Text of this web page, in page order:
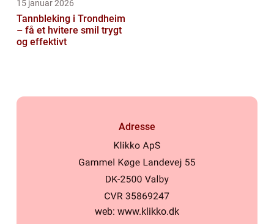
15 januar 2026
Tannbleking i Trondheim
– få et hvitere smil trygt
og effektivt
Adresse
web: www.klikko.dk